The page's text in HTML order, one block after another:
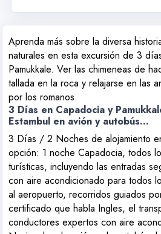
Aprenda más sobre la diversa
naturales en esta excursión de 3
Pamukkale. Ver las chimeneas de
tallada en la roca y relajarse en las
por los romanos.
3 Días en Capadocia y
Estambul en avión y autobús...
3 Días / 2 Noches de alojamiento
opción: 1 noche Capadocia, todos
turísticas, incluyendo las entradas
con aire acondicionado para todos
al aeropuerto, recorridos guiados
certificado que habla Ingles, el
conductores expertos con aire